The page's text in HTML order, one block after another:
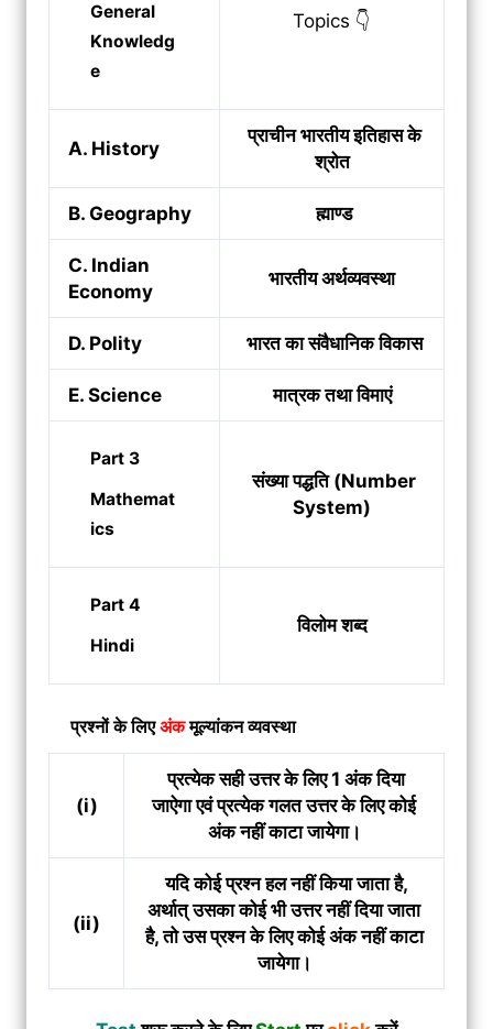
General
Knowledg
e
Topics 👇
A. History
प्राचीन भारतीय इतिहास के
श्रोत
B. Geography ह्माण्ड
C. Indian
Economy
भारतीय अर्थव्यवस्था
D. Polity भारत का संवैधानिक विकास
E. Science मात्रक तथा विमाएं
Part 3
Mathemat
ics
संख्या पद्धति (Number
System)
Part 4
Hindi
विलोम शब्द
प्रश्नों के लिएअंकमूल्यांकन व्यवस्था
(i)
प्रत्येक सही उत्तर के लिए 1 अंक दिया
जाऐगा एवं प्रत्येक गलत उत्तर के लिए कोई
अंक नहीं काटा जायेगा।
(ii)
यदि कोई प्रश्न हल नहीं किया जाता है,
अर्थात् उसका कोई भी उत्तर नहीं दिया जाता
है, तो उस प्रश्न के लिए कोई अंक नहीं काटा
जायेगा।